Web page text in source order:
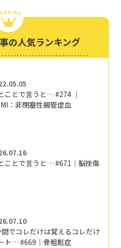
の人気ランキング
ことで言うと… #274 ｜
：非閉塞性腸管虚血
ことで言うと… #671｜脳挫傷
間でコレだけは覚えるコレだけ
ト… #669｜骨粗鬆症